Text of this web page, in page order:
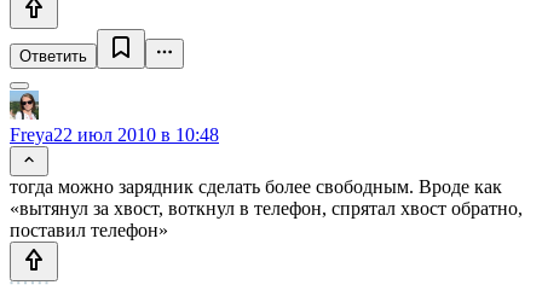
Ответить
Freya22 июл 2010 в 10:48
тогда можно зарядник сделать более свободным. Вроде как
«вытянул за хвост, воткнул в телефон, спрятал хвост обратно,
поставил телефон»